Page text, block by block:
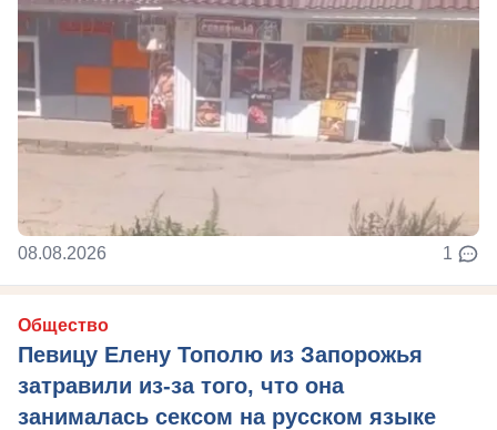
08.08.2026 1
Общество
Певицу Елену Тополю из Запорожья
затравили из-за того, что она
занималась сексом на русском языке